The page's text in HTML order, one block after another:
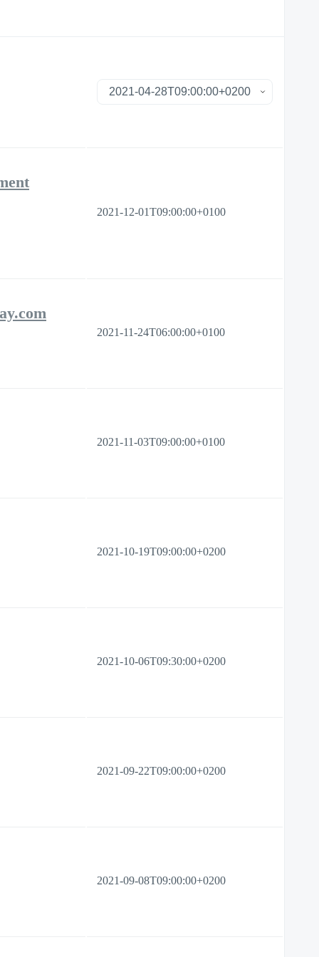
2021-12-01T09:00:00+0100
2021-11-24T06:00:00+0100
2021-11-03T09:00:00+0100
2021-10-19T09:00:00+0200
2021-10-06T09:30:00+0200
2021-09-22T09:00:00+0200
2021-09-08T09:00:00+0200